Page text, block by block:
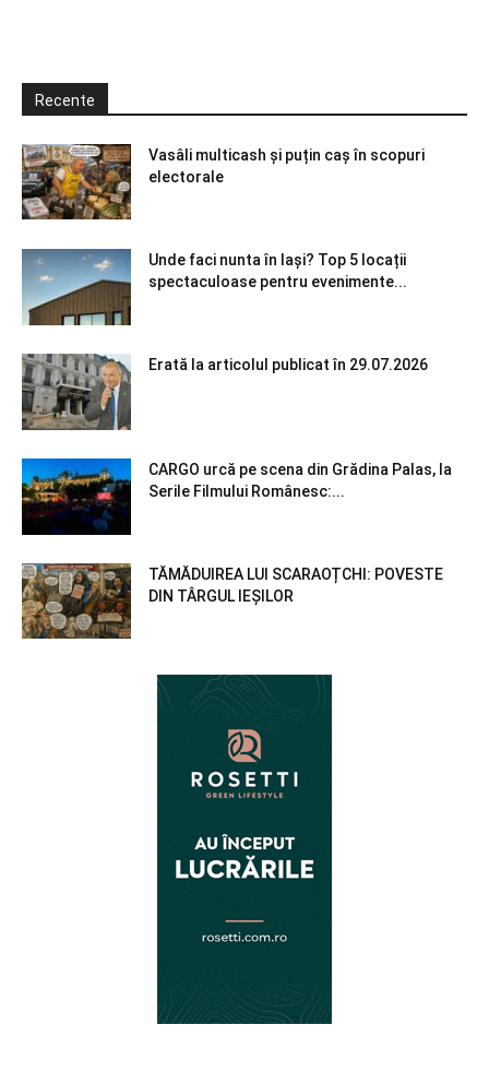
Recente
Vasâli multicash și puțin caș în scopuri
electorale
Unde faci nunta în Iași? Top 5 locații
spectaculoase pentru evenimente...
Erată la articolul publicat în 29.07.2026
CARGO urcă pe scena din Grădina Palas, la
Serile Filmului Românesc:...
TĂMĂDUIREA LUI SCARAOȚCHI: POVESTE
DIN TÂRGUL IEȘILOR